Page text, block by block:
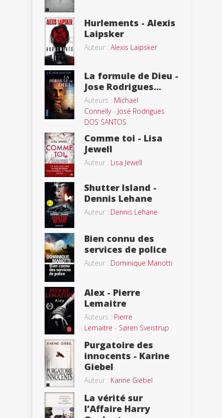
Hurlements - Alexis
Laipsker
Auteur : Alexis Laipsker
La formule de Dieu -
Jose Rodrigues...
Auteurs : Michael
Connelly- José Rodrigues
DOS SANTOS
Comme toi - Lisa
Jewell
Auteur : Lisa Jewell
Shutter Island -
Dennis Lehane
Auteur : Dennis Lehane
Bien connu des
services de police
Auteur : Dominique Manotti
Alex - Pierre
Lemaitre
Auteurs : Pierre
Lemaitre - Søren Sveistrup
Purgatoire des
innocents - Karine
Giebel
Auteur : Karine Giebel
La vérité sur
l’Affaire Harry